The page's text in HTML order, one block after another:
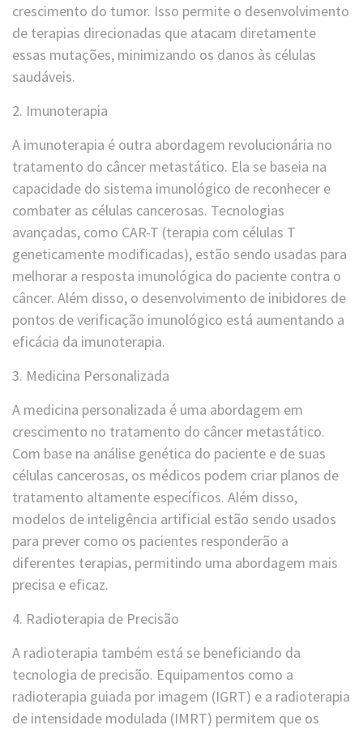
crescimento do tumor. Isso permite o desenvolvimento
de terapias direcionadas que atacam diretamente
essas mutações, minimizando os danos às células
saudáveis.
2. Imunoterapia
A imunoterapia é outra abordagem revolucionária no
tratamento do câncer metastático. Ela se baseia na
capacidade do sistema imunológico de reconhecer e
combater as células cancerosas. Tecnologias
avançadas, como CAR-T (terapia com células T
geneticamente modificadas), estão sendo usadas para
melhorar a resposta imunológica do paciente contra o
câncer. Além disso, o desenvolvimento de inibidores de
pontos de verificação imunológico está aumentando a
eficácia da imunoterapia.
3. Medicina Personalizada
A medicina personalizada é uma abordagem em
crescimento no tratamento do câncer metastático.
Com base na análise genética do paciente e de suas
células cancerosas, os médicos podem criar planos de
tratamento altamente específicos. Além disso,
modelos de inteligência artificial estão sendo usados
para prever como os pacientes responderão a
diferentes terapias, permitindo uma abordagem mais
precisa e eficaz.
4. Radioterapia de Precisão
A radioterapia também está se beneficiando da
tecnologia de precisão. Equipamentos como a
radioterapia guiada por imagem (IGRT) e a radioterapia
de intensidade modulada (IMRT) permitem que os